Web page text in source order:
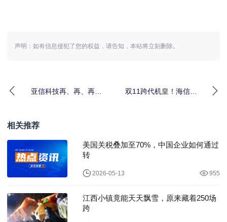
声明：如有信息侵犯了您的权益，请告知，本站将立刻删除。
亚信科技再、再、再次
双11跨代机皇！海信电
相关推荐
美国关税叠加至70%，中国企业如何通过
转
2026-05-13 955
江西小镇竟能天天飘雪，原来藏着250场
跨